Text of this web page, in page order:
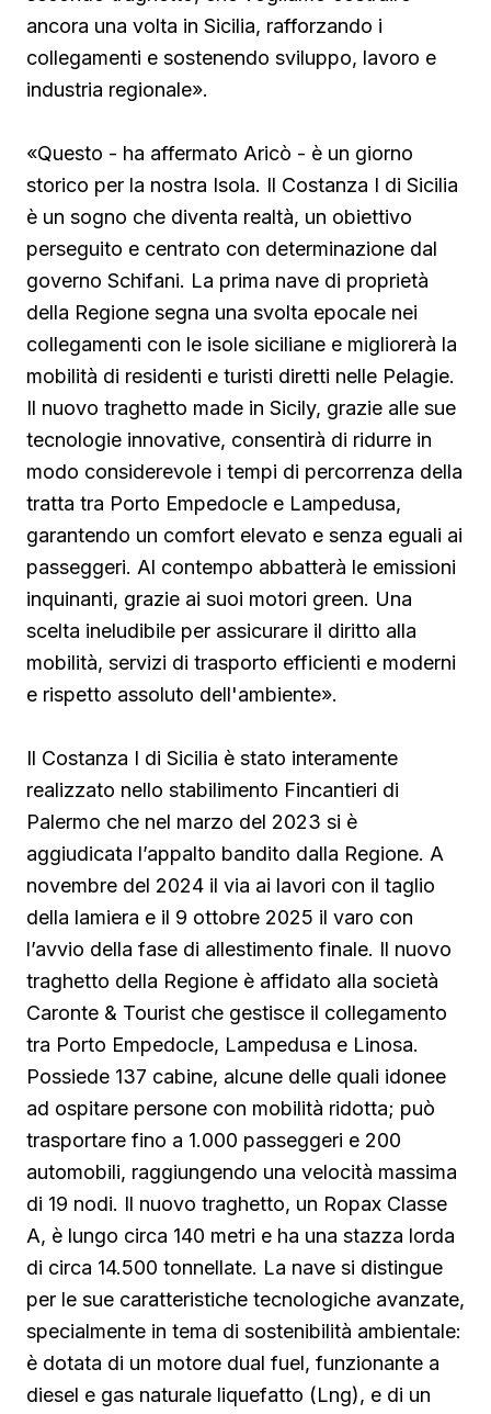
ancora una volta in Sicilia, rafforzando i
collegamenti e sostenendo sviluppo, lavoro e
industria regionale».
«Questo - ha affermato Aricò - è un giorno
storico per la nostra Isola. Il Costanza I di Sicilia
è un sogno che diventa realtà, un obiettivo
perseguito e centrato con determinazione dal
governo Schifani. La prima nave di proprietà
della Regione segna una svolta epocale nei
collegamenti con le isole siciliane e migliorerà la
mobilità di residenti e turisti diretti nelle Pelagie.
Il nuovo traghetto made in Sicily, grazie alle sue
tecnologie innovative, consentirà di ridurre in
modo considerevole i tempi di percorrenza della
tratta tra Porto Empedocle e Lampedusa,
garantendo un comfort elevato e senza eguali ai
passeggeri. Al contempo abbatterà le emissioni
inquinanti, grazie ai suoi motori green. Una
scelta ineludibile per assicurare il diritto alla
mobilità, servizi di trasporto efficienti e moderni
e rispetto assoluto dell'ambiente».
Il Costanza I di Sicilia è stato interamente
realizzato nello stabilimento Fincantieri di
Palermo che nel marzo del 2023 si è
aggiudicata l’appalto bandito dalla Regione. A
novembre del 2024 il via ai lavori con il taglio
della lamiera e il 9 ottobre 2025 il varo con
l’avvio della fase di allestimento finale. Il nuovo
traghetto della Regione è affidato alla società
Caronte & Tourist che gestisce il collegamento
tra Porto Empedocle, Lampedusa e Linosa.
Possiede 137 cabine, alcune delle quali idonee
ad ospitare persone con mobilità ridotta; può
trasportare fino a 1.000 passeggeri e 200
automobili, raggiungendo una velocità massima
di 19 nodi. Il nuovo traghetto, un Ropax Classe
A, è lungo circa 140 metri e ha una stazza lorda
di circa 14.500 tonnellate. La nave si distingue
per le sue caratteristiche tecnologiche avanzate,
specialmente in tema di sostenibilità ambientale:
è dotata di un motore dual fuel, funzionante a
diesel e gas naturale liquefatto (Lng), e di un